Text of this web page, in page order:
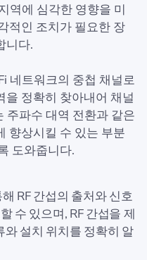
역에 심각한 영향을 미
적인 조치가 필요한 장
니다.
네트워크의 중첩 채널로
을 정확히 찾아내어 채널
주파수 대역 전환과 같은
향상시킬 수 있는 부분
도와줍니다.
RF 간섭의 출처와 신호
수 있으며, RF 간섭을 제
설치 위치를 정확히 알